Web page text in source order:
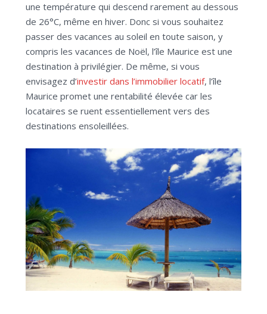
une température qui descend rarement au dessous
de 26°C, même en hiver. Donc si vous souhaitez
passer des vacances au soleil en toute saison, y
compris les vacances de Noël, l’île Maurice est une
destination à privilégier. De même, si vous
envisagez d’investir dans l’immobilier locatif, l’île
Maurice promet une rentabilité élevée car les
locataires se ruent essentiellement vers des
destinations ensoleillées.